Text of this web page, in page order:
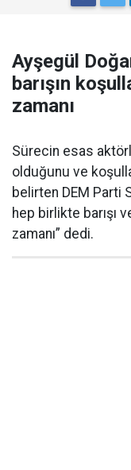
Ayşegül
barışın
zamanı
Sürecin esas
olduğunu ve
belirten DEM Parti
hep birlikte barışı
zamanı” dedi.